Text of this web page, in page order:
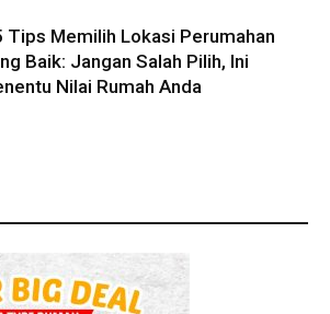
Tips Memilih Lokasi Perumahan
Baik: Jangan Salah Pilih, Ini
Nilai Rumah Anda